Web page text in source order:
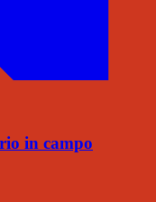
in campo